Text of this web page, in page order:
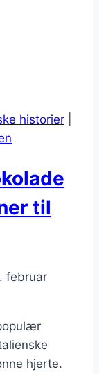
historier
til
februar
hjerte.